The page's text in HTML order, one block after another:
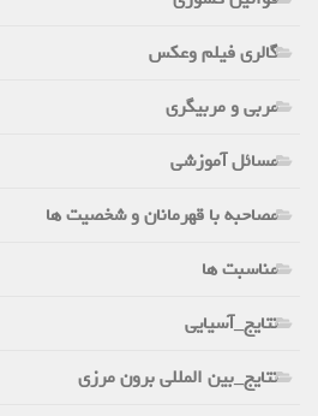
گالری فیلم وعکس
مربی و مربیگری
مسائل آموزشی
مصاحبه با قهرمانان و شخصیت ها
مناسبت ها
نتایج_آسیایی
نتایج_بین المللی برون مرزی